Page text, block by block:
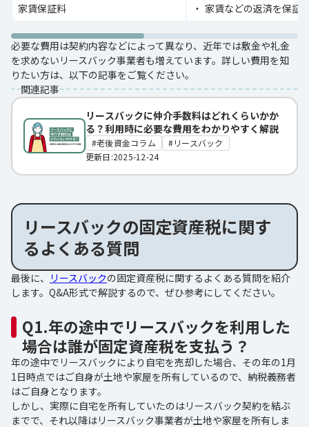
家賃保証料
家賃などの返済を保証
必要な費用は契約内容などによって異なり、近年では敷金や礼金
を求めないリースバック事業者も増えています。詳しい費用を知
りたい方は、以下の記事をご覧ください。
関連記事
リースバックに仲介手数料はどれくらいかか
る？利用時に必要な費用をわかりやすく解説
老後資金コラム
リースバック
更新日:2025-12-24
リースバックの固定資産税に関す
るよくある質問
最後に、 リースバックの固定資産税に関するよくある質問を紹介
します。Q&A形式で解説するので、ぜひ参考にしてください。
Q1.年の途中でリースバックを利用した
場合は誰が固定資産税を支払う？
年の途中でリースバックにより自宅を売却した場合、その年の1月
1日時点ではご自身が土地や家屋を所有しているので、納税義務者
はご自身となります。
しかし、実際に自宅を所有していたのはリースバック契約を結ぶ
までで、それ以降はリースバック事業者が土地や家屋を所有しま